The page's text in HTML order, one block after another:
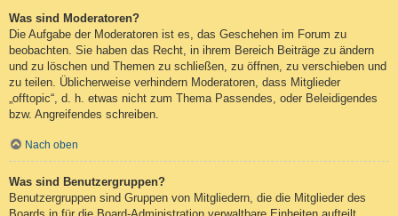
Was sind Moderatoren?
Die Aufgabe der Moderatoren ist es, das Geschehen im Forum zu
beobachten. Sie haben das Recht, in ihrem Bereich Beiträge zu ändern
und zu löschen und Themen zu schließen, zu öffnen, zu verschieben und
zu teilen. Üblicherweise verhindern Moderatoren, dass Mitglieder
„offtopic“, d. h. etwas nicht zum Thema Passendes, oder Beleidigendes
bzw. Angreifendes schreiben.
Nach oben
Was sind Benutzergruppen?
Benutzergruppen sind Gruppen von Mitgliedern, die die Mitglieder des